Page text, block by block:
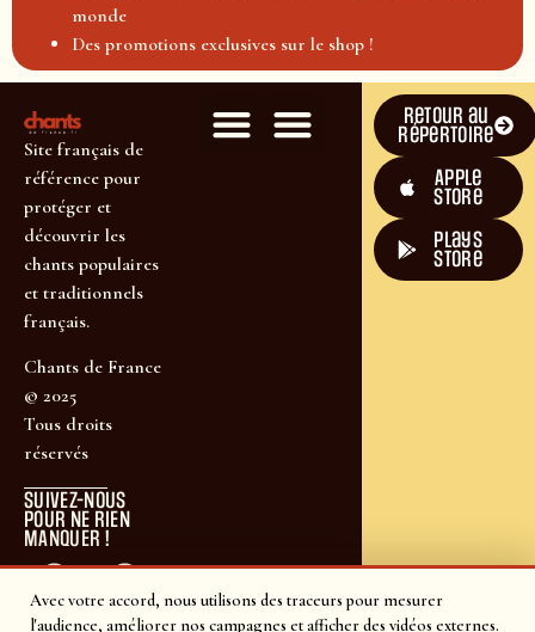
Avec votre accord, nous utilisons des traceurs pour mesurer
l'audience, améliorer nos campagnes et afficher des vidéos externes.
monde
Des promotions exclusives sur le shop !
Site français de
référence pour
protéger et
découvrir les
chants populaires
et traditionnels
français.
Chants de France
© 2025
Tous droits
réservés
SUIVEZ-NOUS
POUR NE RIEN
MANQUER !
Retour au
répertoire
Apple
Store
plays
store